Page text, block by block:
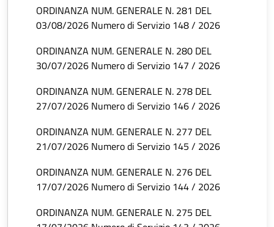
ORDINANZA NUM. GENERALE N. 281 DEL
03/08/2026 Numero di Servizio 148 / 2026
ORDINANZA NUM. GENERALE N. 280 DEL
30/07/2026 Numero di Servizio 147 / 2026
ORDINANZA NUM. GENERALE N. 278 DEL
27/07/2026 Numero di Servizio 146 / 2026
ORDINANZA NUM. GENERALE N. 277 DEL
21/07/2026 Numero di Servizio 145 / 2026
ORDINANZA NUM. GENERALE N. 276 DEL
17/07/2026 Numero di Servizio 144 / 2026
ORDINANZA NUM. GENERALE N. 275 DEL